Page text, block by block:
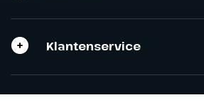
Klantenservice